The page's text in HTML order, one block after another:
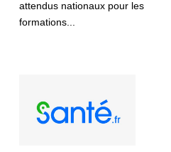
attendus nationaux pour les
formations...